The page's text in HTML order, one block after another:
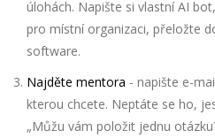
úlohách. Napište si vlastní AI
pro místní organizaci, přeložte
software.
Najděte mentora - napište e-
kterou chcete. Neptáte se ho,
„Můžu vám položit jednu